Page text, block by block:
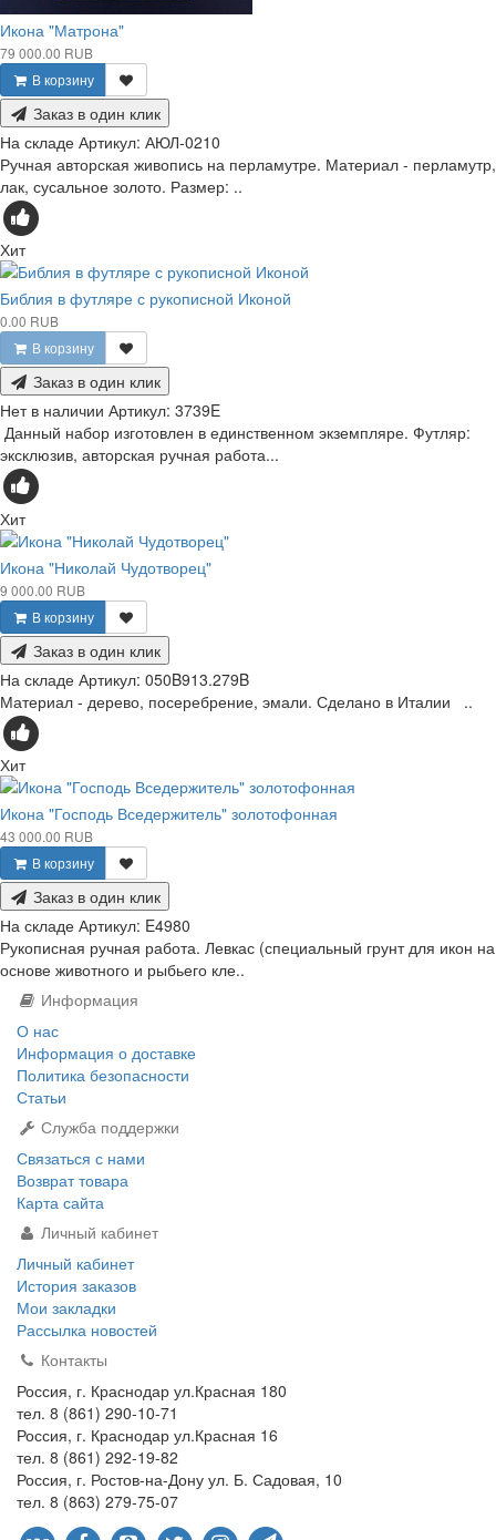
Икона "Матрона"
79 000.00 RUB
В корзину
Заказ в один клик
На складе Артикул: АЮЛ-0210
Ручная авторская живопись на перламутре. Материал - перламутр,
лак, сусальное золото. Размер: ..
Хит
Библия в футляре с рукописной Иконой
0.00 RUB
В корзину
Заказ в один клик
Нет в наличии Артикул: 3739E
Данный набор изготовлен в единственном экземпляре. Футляр:
эксклюзив, авторская ручная работа...
Хит
Икона "Николай Чудотворец"
9 000.00 RUB
В корзину
Заказ в один клик
На складе Артикул: 050B913.279B
Материал - дерево, посеребрение, эмали. Сделано в Италии ..
Хит
Икона "Господь Вседержитель" золотофонная
43 000.00 RUB
В корзину
Заказ в один клик
На складе Артикул: E4980
Рукописная ручная работа. Левкас (специальный грунт для икон на
основе животного и рыбьего кле..
Информация
О нас
Информация о доставке
Политика безопасности
Статьи
Служба поддержки
Связаться с нами
Возврат товара
Карта сайта
Личный кабинет
Личный кабинет
История заказов
Мои закладки
Рассылка новостей
Контакты
Россия, г. Краснодар ул.Красная 180
тел. 8 (861) 290-10-71
Россия, г. Краснодар ул.Красная 16
тел. 8 (861) 292-19-82
Россия, г. Ростов-на-Дону ул. Б. Садовая, 10
тел. 8 (863) 279-75-07